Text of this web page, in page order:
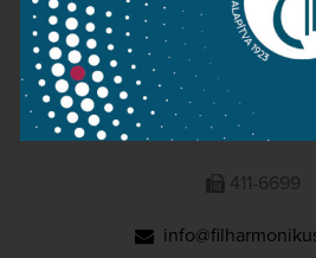
NATIONAL
1095 Budapest, Komor
411-6600
411-6699